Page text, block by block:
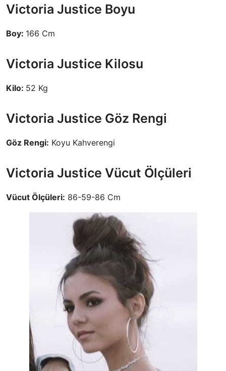
Victoria Justice Boyu
Boy: 166 Cm
Victoria Justice Kilosu
Kilo: 52 Kg
Victoria Justice Göz Rengi
Göz Rengi: Koyu Kahverengi
Victoria Justice Vücut Ölçüleri
Vücut Ölçüleri: 86-59-86 Cm